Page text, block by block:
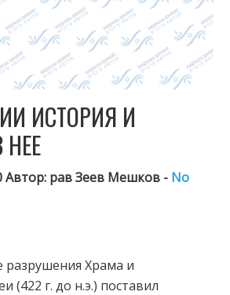
ИСТОРИЯ И
Автор: рав Зеев Мешков - No
разрушения Храма и
(422 г. до н.э.) поставил